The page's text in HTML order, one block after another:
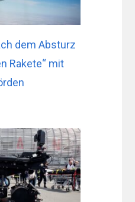
dem Absturz
Rakete“ mit